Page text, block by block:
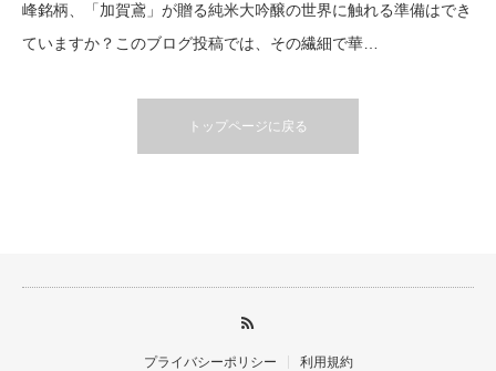
峰銘柄、「加賀鳶」が贈る純米大吟醸の世界に触れる準備はでき
ていますか？このブログ投稿では、その繊細で華…
トップページに戻る
プライバシーポリシー 利用規約